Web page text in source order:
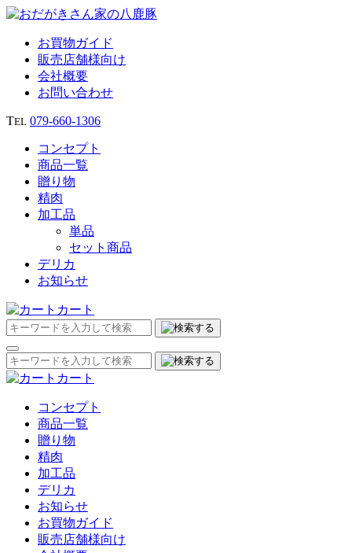
お買物ガイド
販売店舗様向け
会社概要
お問い合わせ
TEL 079‐660‐1306
コンセプト
商品一覧
贈り物
精肉
加工品
単品
セット商品
デリカ
お知らせ
カート
カート
コンセプト
商品一覧
贈り物
精肉
加工品
デリカ
お知らせ
お買物ガイド
販売店舗様向け